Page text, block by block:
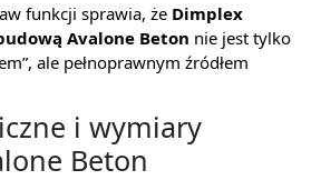
funkcji sprawia, że Dimplex
Avalone Beton nie jest tylko
ale pełnoprawnym źródłem
i wymiary
Beton